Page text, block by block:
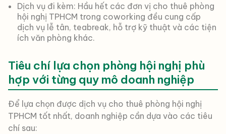
Dịch vụ đi kèm: Hầu hết các đơn vị cho thuê phòng
hội nghị TPHCM trong coworking đều cung cấp
dịch vụ lễ tân, teabreak, hỗ trợ kỹ thuật và các tiện
ích văn phòng khác.
Tiêu chí lựa chọn phòng hội nghị phù
hợp với từng quy mô doanh nghiệp
Để lựa chọn được dịch vụ cho thuê phòng hội nghị
TPHCM tốt nhất, doanh nghiệp cần dựa vào các tiêu
chí sau: